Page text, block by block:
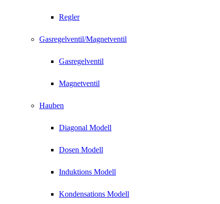
Regler
Gasregelventil/Magnetventil
Gasregelventil
Magnetventil
Hauben
Diagonal Modell
Dosen Modell
Induktions Modell
Kondensations Modell